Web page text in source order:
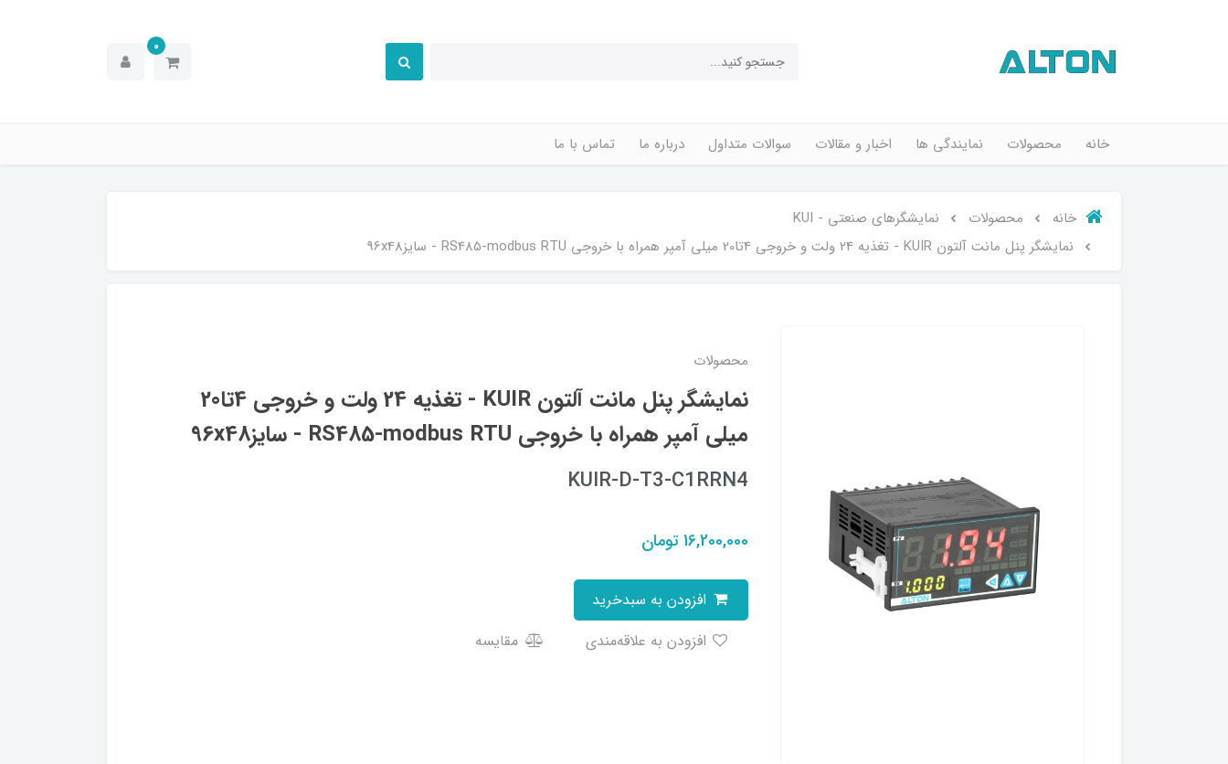
0
خانه محصولات نمایندگی ها اخبار و مقالات سوالات متداول درباره ما تماس با ما
خانه محصولات
نمایشگرهای صنعتی - KUI
نمایشگر پنل مانت آلتون KUIR - تغذیه 24 ولت و خروجی 4تا20 میلی آمپر همراه با خروجی RS485-modbus RTU - سایز96x48
محصولات
نمایشگر پنل مانت آلتون KUIR - تغذیه 24 ولت و خروجی 4تا20
میلی آمپر همراه با خروجی RS485-modbus RTU - سایز96x48
KUIR-D-T3-C1RRN4
16,200,000تومان
مقایسه